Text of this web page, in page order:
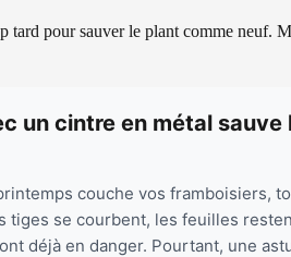
pour sauver le plant comme neuf.
un cintre en métal sauve
couche vos framboisiers,
tiges se courbent, les feuilles
déjà en danger. Pourtant, une